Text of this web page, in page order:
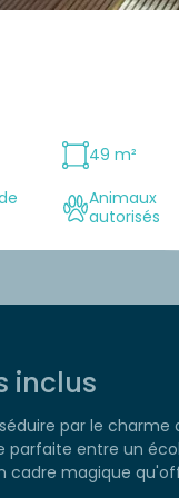
49 m²
Animaux
autorisés
inclus
par le charme
parfaite entre un
cadre magique